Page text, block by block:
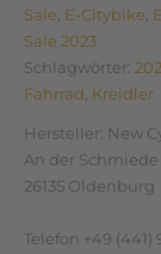
Sale, E-Citybike,
Sale 2023
Schlagwörter:
Fahrrad, Kreidler
Hersteller: New
An der Schmiede
26135 Oldenburg
Telefon +49 (441)